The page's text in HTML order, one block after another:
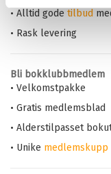
• Alltid gode tilbud
• Rask levering
Bli bokklubbmedlem
• Velkomstpakke
• Gratis medlemsblad
• Alderstilpasset
• Unike medlemskupp